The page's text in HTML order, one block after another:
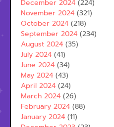
December 2024 (224)
November 2024 (321)
October 2024 (218)
September 2024 (234)
August 2024 (35)
July 2024 (41)
June 2024 (34)
May 2024 (43)
April 2024 (24)
March 2024 (26)
February 2024 (88)
January 2024 (11)